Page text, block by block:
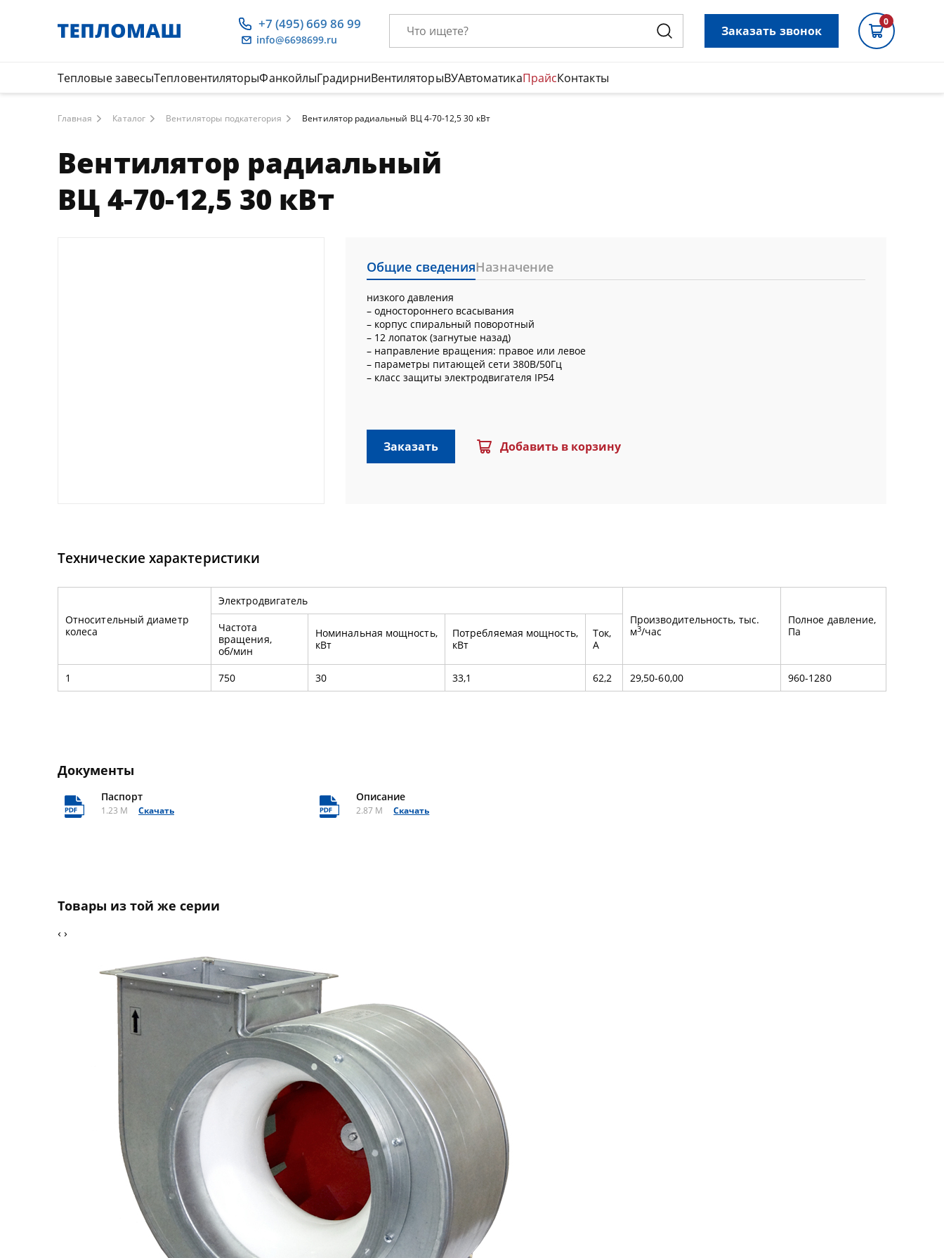
+7 (495) 669 86 99
info@6698699.ru
Заказать звонок
0
Тепловые завесыТепловентиляторыФанкойлыГрадирниВентиляторыВУАвтоматикаПрайсКонтакты
Главная Каталог Вентиляторы подкатегория Вентилятор радиальный ВЦ 4-70-12,5 30 кВт
Вентилятор радиальный
ВЦ 4-70-12,5 30 кВт
Общие сведенияНазначение
низкого давления
– одностороннего всасывания
– корпус спиральный поворотный
– 12 лопаток (загнутые назад)
– направление вращения: правое или левое
– параметры питающей сети 380В/50Гц
– класс защиты электродвигателя IP54
Заказать Добавить в корзину
Технические характеристики
Относительный диаметр
колеса
Электродвигатель
Производительность, тыс.
м3/час
Полное давление,
Па
Частота
вращения,
об/мин
Номинальная мощность,
кВт
Потребляемая мощность,
кВт
Ток,
А
1 750 30 33,1 62,2 29,50-60,00 960-1280
Документы
Паспорт
1.23 M Скачать
Описание
2.87 M Скачать
Товары из той же серии
‹ ›